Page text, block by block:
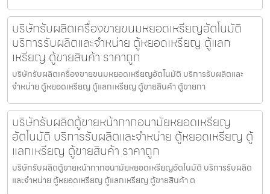
บริษัทรับผลิตเครื่องขายขนมหยอดเหรียญ​​อัตโนมัติ
บริการรับผลิตและจำหน่าย ตู้หยอดเหรียญ ตู้แลก
เหรียญ ตู้ขายสินค้า ราคาถูก
บริษัทรับผลิตเครื่องขายขนมหยอดเหรียญ​​อัตโนมัติ บริการรับผลิตและ
จำหน่าย ตู้หยอดเหรียญ ตู้แลกเหรียญ ตู้ขายสินค้า ตู้ขายกา
บริษัทรับผลิตตู้ขายหน้ากากอนามัยหยอดเหรียญ​​​
อัตโนมัติ บริการรับผลิตและจำหน่าย ตู้หยอดเหรียญ ตู้
แลกเหรียญ ตู้ขายสินค้า ราคาถูก
บริษัทรับผลิตตู้ขายหน้ากากอนามัยหยอดเหรียญ​​​อัตโนมัติ บริการรับผลิต
และจำหน่าย ตู้หยอดเหรียญ ตู้แลกเหรียญ ตู้ขายสินค้า ต